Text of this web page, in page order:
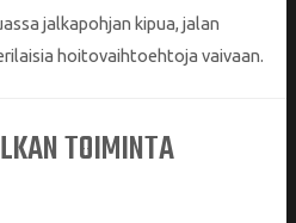
jalkapohjan kipua, jalan
hoitovaihtoehtoja vaivaan.
TOIMINTA